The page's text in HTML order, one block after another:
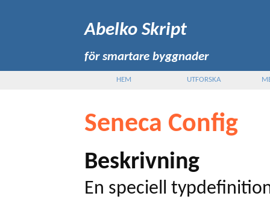
Abelko Skript
för smartare byggnader
HEM UTFORSKA
Seneca Config
Beskrivning
En speciell